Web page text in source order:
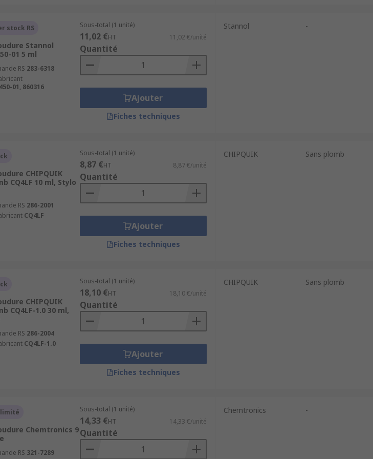
stock RS
Stannol
01 5 ml
RS 283-6318
01, 860316
Sous-total (1 unité)
11,02 €HT 11,02 €/unité
Quantité
Ajouter
Fiches techniques
Stannol -
CHIPQUIK
CQ4LF 10 ml, Stylo
RS 286-2001
CQ4LF
Sous-total (1 unité)
8,87 €HT 8,87 €/unité
Quantité
Ajouter
Fiches techniques
CHIPQUIK Sans plomb
CHIPQUIK
CQ4LF-1.0 30 ml,
RS 286-2004
CQ4LF-1.0
Sous-total (1 unité)
18,10 €HT 18,10 €/unité
Quantité
Ajouter
Fiches techniques
CHIPQUIK Sans plomb
Chemtronics 9
RS 321-7289
Sous-total (1 unité)
14,33 €HT 14,33 €/unité
Quantité
Chemtronics -